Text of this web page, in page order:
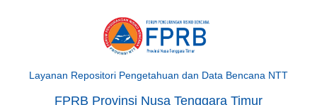
Layanan Repositori Pengetahuan dan Data Bencana NTT
FPRB Provinsi Nusa Tenggara Timur